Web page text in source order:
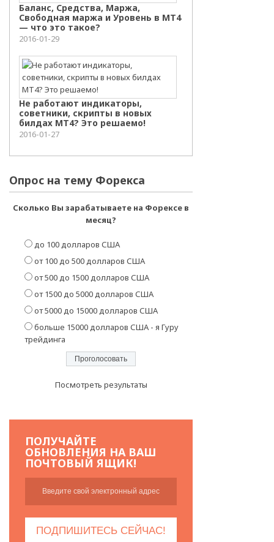
Баланс, Средства, Маржа,
Свободная маржа и Уровень в МТ4
— что это такое?
2016-01-29
Не работают индикаторы,
советники, скрипты в новых
билдах МТ4? Это решаемо!
2016-01-27
Опрос на тему Форекса
Сколько Вы зарабатываете на Форексе в
месяц?
до 100 долларов США
от 100 до 500 долларов США
от 500 до 1500 долларов США
от 1500 до 5000 долларов США
от 5000 до 15000 долларов США
больше 15000 долларов США - я Гуру
трейдинга
Посмотреть результаты
ПОЛУЧАЙТЕ
ОБНОВЛЕНИЯ НА ВАШ
ПОЧТОВЫЙ ЯЩИК!